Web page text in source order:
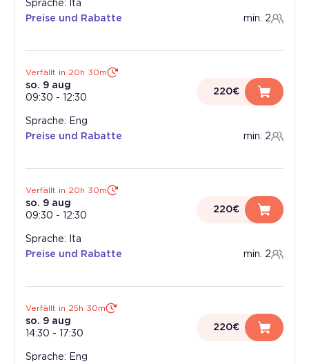
Sprache: Ita
Preise und Rabatte
min. 2
Verfällt in 20h 30m
so. 9 aug
09:30 - 12:30
220€
Sprache: Eng
Preise und Rabatte
min. 2
Verfällt in 20h 30m
so. 9 aug
09:30 - 12:30
220€
Sprache: Ita
Preise und Rabatte
min. 2
Verfällt in 25h 30m
so. 9 aug
14:30 - 17:30
220€
Sprache: Eng